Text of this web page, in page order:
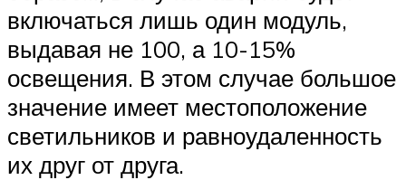
включаться лишь один модуль,
выдавая не 100, а 10-15%
освещения. В этом случае большое
значение имеет местоположение
светильников и равноудаленность
их друг от друга.